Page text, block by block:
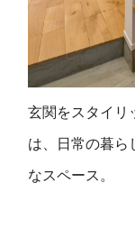
玄関をスタイリ
は、日常の暮ら
なスペース。